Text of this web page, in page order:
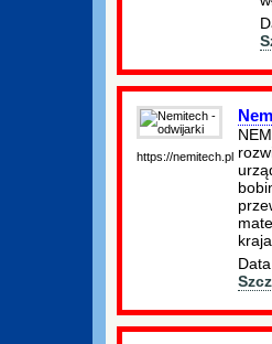
https://nemitech.pl